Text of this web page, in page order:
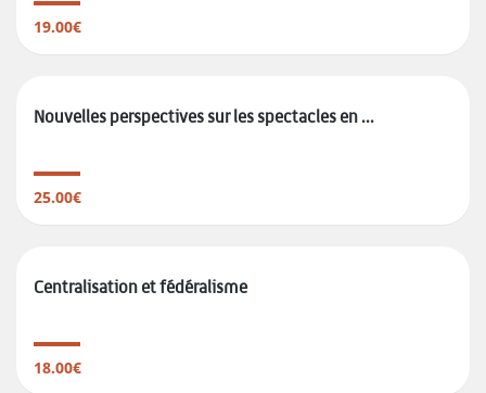
19.00€
Nouvelles perspectives sur les spectacles en ...
25.00€
Centralisation et fédéralisme
18.00€